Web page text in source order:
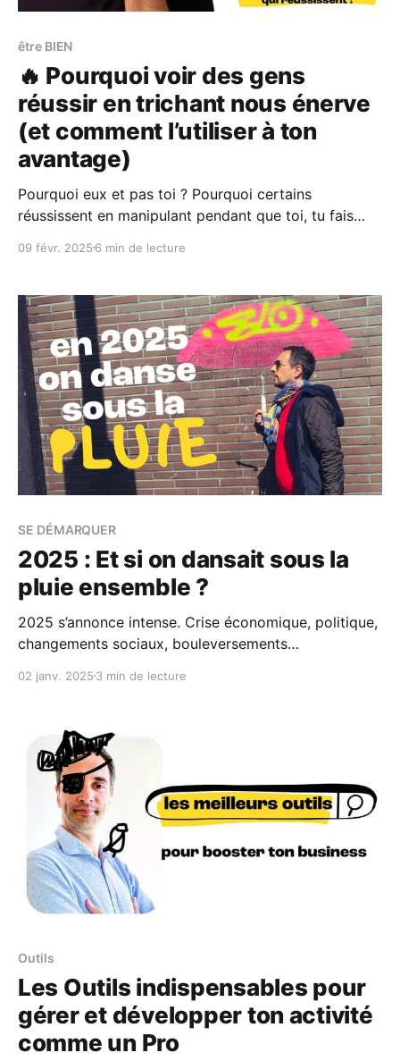
être BIEN
🔥 Pourquoi voir des gens
réussir en trichant nous énerve
(et comment l’utiliser à ton
avantage)
Pourquoi eux et pas toi ? Pourquoi certains
réussissent en manipulant pendant que toi, tu fais
09 févr. 2025 6 min de lecture
SE DÉMARQUER
2025 : Et si on dansait sous la
pluie ensemble ?
2025 s’annonce intense. Crise économique, politique,
changements sociaux, bouleversements
bonne dose d’incertitude. Face à ces orages que
que d’attendre que l’orage passe, apprenons à danser
sous la pluie."
02 janv. 2025 3 min de lecture
Outils
Les Outils indispensables pour
gérer et développer ton activité
comme un Pro